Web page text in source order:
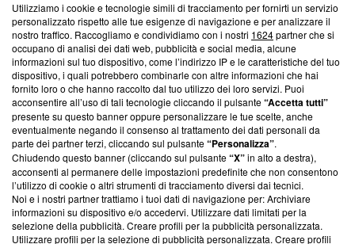
Questa sezione offre informazioni trasparenti su Blasting
News, sui nostri processi editoriali e su come ci impegniamo a
creare news di qualità. Inoltre, afferma la nostra aderenza a
‘Trust Project - News with Integrity’Blasting News non è
ancora membro del programma, ma ha richiesto di farne
parte; Trust Project non ha ancora effettuato una verifica di
conformità agli standard.
Su di noi
Team editoriale
Corporate
Redazione
Utilizziamo i cookie e tecnologie simili di tracciamento per fornirti un servizio
personalizzato rispetto alle tue esigenze di navigazione e per analizzare il
nostro traffico. Raccogliamo e condividiamo con i nostri 1624partner che si
occupano di analisi dei dati web, pubblicità e social media, alcune
informazioni sul tuo dispositivo, come l’indirizzo IP e le caratteristiche del tuo
dispositivo, i quali potrebbero combinarle con altre informazioni che hai
fornito loro o che hanno raccolto dal tuo utilizzo dei loro servizi. Puoi
acconsentire all’uso di tali tecnologie cliccando il pulsante“Accetta tutti”
presente su questo banner oppure personalizzare le tue scelte, anche
eventualmente negando il consenso al trattamento dei dati personali da
parte dei partner terzi, cliccando sul pulsante“Personalizza”.
Chiudendo questo banner (cliccando sul pulsante“X”in alto a destra),
acconsenti al permanere delle impostazioni predefinite che non consentono
l’utilizzo di cookie o altri strumenti di tracciamento diversi dai tecnici.
Noi e i nostri partner trattiamo i tuoi dati di navigazione per: Archiviare
informazioni su dispositivo e/o accedervi. Utilizzare dati limitati per la
selezione della pubblicità. Creare profili per la pubblicità personalizzata.
Utilizzare profili per la selezione di pubblicità personalizzata. Creare profili